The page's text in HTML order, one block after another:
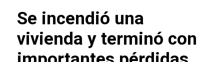
Se incendió una
vivienda y terminó con